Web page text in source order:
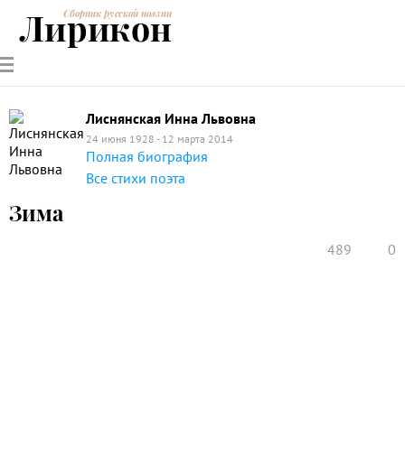
РУССКИЕ
ПОЭТЫ
СОВРЕМЕННИКИЭНЦИКЛОПЕДИЯ
ПОЭЗИИ
Сборник русской поэзии
Лирикон
Лиснянская Инна Львовна
24 июня 1928 - 12 марта 2014
Полная биография
Все стихи поэта
Зима
489 0